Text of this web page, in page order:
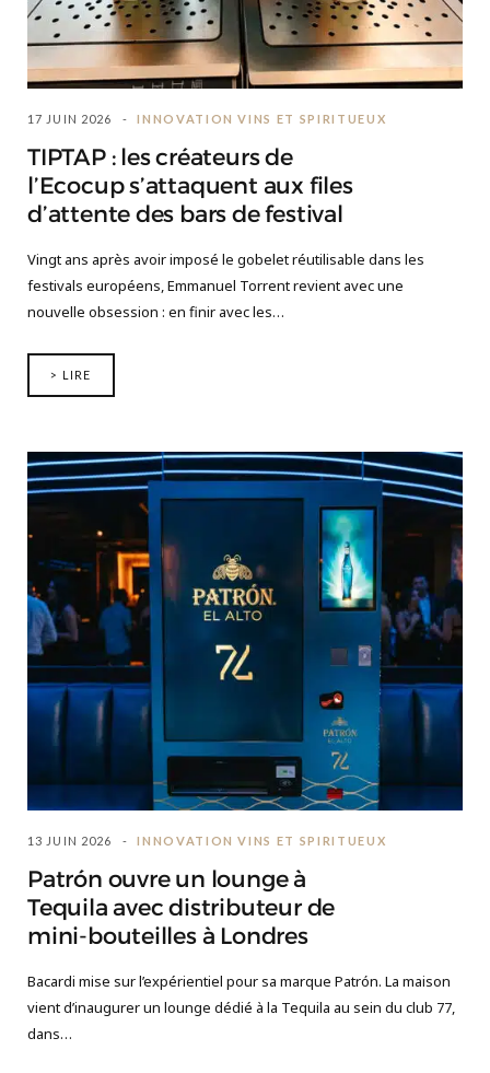
17 JUIN 2026 INNOVATION VINS ET SPIRITUEUX
TIPTAP : les créateurs de
l’Ecocup s’attaquent aux files
d’attente des bars de festival
Vingt ans après avoir imposé le gobelet réutilisable dans les
festivals européens, Emmanuel Torrent revient avec une
nouvelle obsession : en finir avec les…
> LIRE
13 JUIN 2026 INNOVATION VINS ET SPIRITUEUX
Patrón ouvre un lounge à
Tequila avec distributeur de
mini-bouteilles à Londres
Bacardi mise sur l’expérientiel pour sa marque Patrón. La maison
vient d’inaugurer un lounge dédié à la Tequila au sein du club 77,
dans…